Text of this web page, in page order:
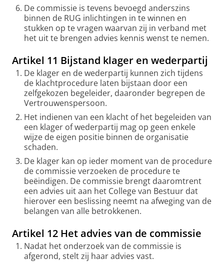
De commissie is tevens bevoegd anderszins
binnen de RUG inlichtingen in te winnen en
stukken op te vragen waarvan zij in verband met
het uit te brengen advies kennis wenst te nemen.
Artikel 11 Bijstand klager en wederpartij
De klager en de wederpartij kunnen zich tijdens
de klachtprocedure laten bijstaan door een
zelfgekozen begeleider, daaronder begrepen de
Vertrouwenspersoon.
Het indienen van een klacht of het begeleiden van
een klager of wederpartij mag op geen enkele
wijze de eigen positie binnen de organisatie
schaden.
De klager kan op ieder moment van de procedure
de commissie verzoeken de procedure te
beëindigen. De commissie brengt daaromtrent
een advies uit aan het College van Bestuur dat
hierover een beslissing neemt na afweging van de
belangen van alle betrokkenen.
Artikel 12 Het advies van de commissie
Nadat het onderzoek van de commissie is
afgerond, stelt zij haar advies vast.